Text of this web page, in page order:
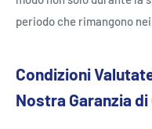
periodo che rimangono
Condizioni
Nostra Garanzia di